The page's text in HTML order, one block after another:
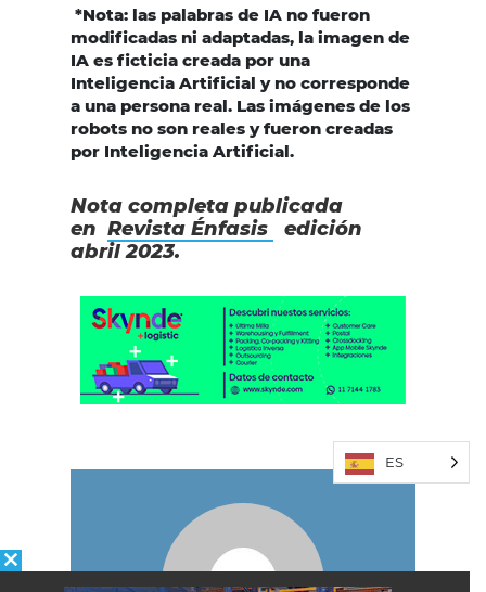
*Nota: las palabras de IA no fueron
modificadas ni adaptadas, la imagen de
IA es ficticia creada por una
Inteligencia Artificial y no corresponde
a una persona real. Las imágenes de los
robots no son reales y fueron creadas
por Inteligencia Artificial.
Nota completa publicada
en Revista Énfasis
edición
abril 2023.
ES